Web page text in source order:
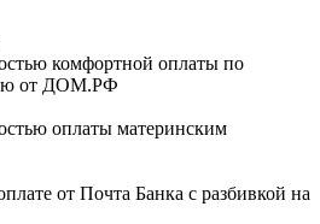
комфортной оплаты по
от ДОМ.РФ
оплаты материнским
от Почта Банка с разбивкой на